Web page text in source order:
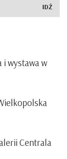
i wystawa w
Centrala